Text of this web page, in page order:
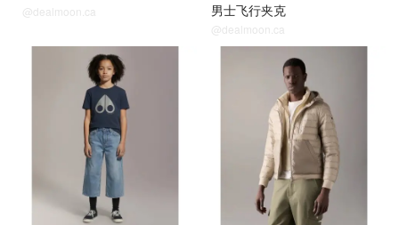
@dealmoon.ca
男士飞行夹克
@dealmoon.ca